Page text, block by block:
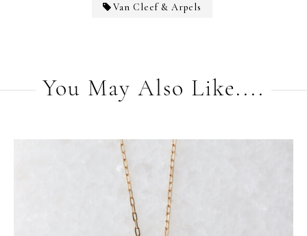
Van Cleef & Arpels
You May Also Like....